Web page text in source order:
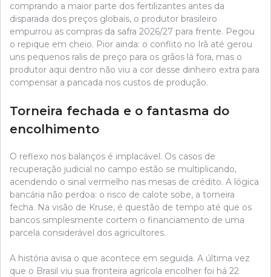
comprando a maior parte dos fertilizantes antes da
disparada dos preços globais, o produtor brasileiro
empurrou as compras da safra 2026/27 para frente. Pegou
o repique em cheio. Pior ainda: o conflito no Irã até gerou
uns pequenos ralis de preço para os grãos lá fora, mas o
produtor aqui dentro não viu a cor desse dinheiro extra para
compensar a pancada nos custos de produção.
Torneira fechada e o fantasma do
encolhimento
O reflexo nos balanços é implacável. Os casos de
recuperação judicial no campo estão se multiplicando,
acendendo o sinal vermelho nas mesas de crédito. A lógica
bancária não perdoa: o risco de calote sobe, a torneira
fecha. Na visão de Kruse, é questão de tempo até que os
bancos simplesmente cortem o financiamento de uma
parcela considerável dos agricultores.
A história avisa o que acontece em seguida. A última vez
que o Brasil viu sua fronteira agrícola encolher foi há 22